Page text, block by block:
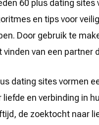
60 plus dating
en tips voor
Door gebruik te
vinden van een partner
dating sites vormen
liefde en verbinding in
de zoektocht naar